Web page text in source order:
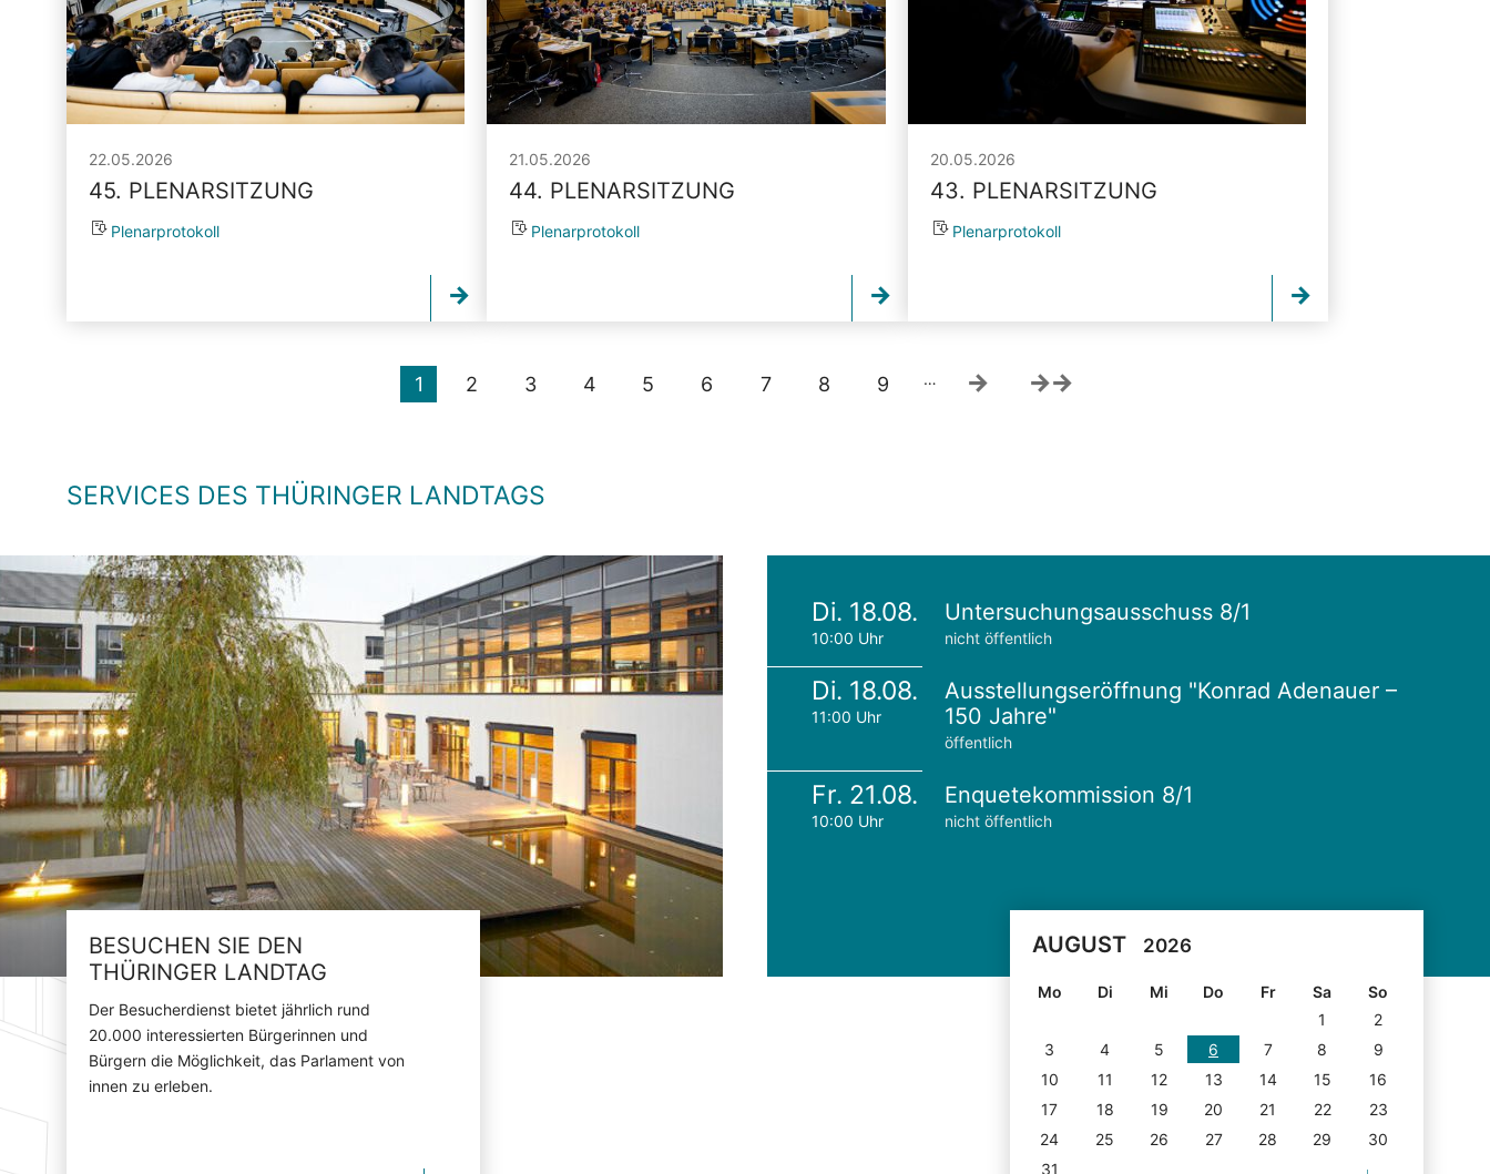
22.05.2026
45. PLENARSITZUNG
Plenarprotokoll
21.05.2026
44. PLENARSITZUNG
Plenarprotokoll
20.05.2026
43. PLENARSITZUNG
Plenarprotokoll
1 2 3 4 5 6 7 8 9 …
SERVICES DES THÜRINGER LANDTAGS
BESUCHEN SIE DEN
THÜRINGER LANDTAG
Der Besucherdienst bietet jährlich rund
20.000 interessierten Bürgerinnen und
Bürgern die Möglichkeit, das Parlament von
innen zu erleben.
Di. 18.08.
10:00 Uhr
Untersuchungsausschuss 8/1
nicht öffentlich
Di. 18.08.
11:00 Uhr
Ausstellungseröffnung "Konrad Adenauer –
150 Jahre"
öffentlich
Fr. 21.08.
10:00 Uhr
Enquetekommission 8/1
nicht öffentlich
AUGUST 2026
Mo Di Mi Do Fr Sa
So
1
2
3
4 5 6 7 8
9
10
11 12 13 14 15
16
17
18 19 20 21 22
23
24
25 26 27 28 29
30
31